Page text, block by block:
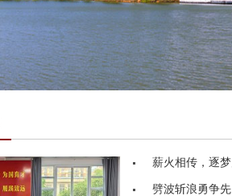
薪火相传，逐
劈波斩浪勇争